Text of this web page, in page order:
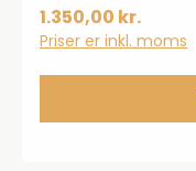
1.350,00 kr.
Priser er inkl. moms